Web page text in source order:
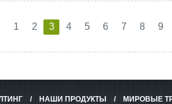
1 2 3 4 5 6 7 8 9
/ НАШИ ПРОДУКТЫ / МИРОВЫЕ